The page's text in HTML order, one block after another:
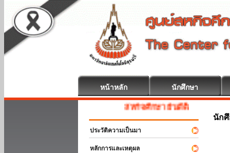
หน้าหลัก นักศึกษา
สหกิจศึกษา ยินดีต้อนรับ
ประวัติความเป็นมา
หลักการและเหตุผล
นัก